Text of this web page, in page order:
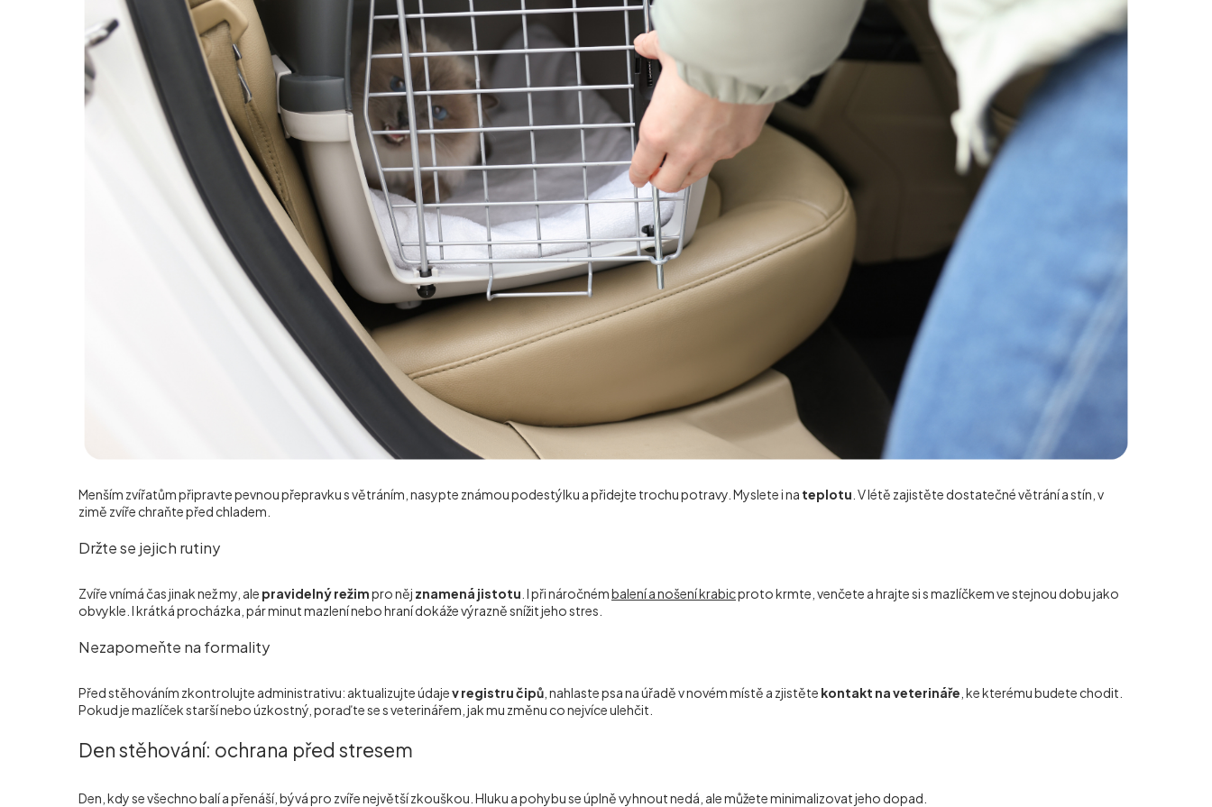
Menším zvířatům připravte pevnou přepravku s větráním, nasypte známou podestýlku a přidejte trochu potravy. Myslete i na teplotu . V létě zajistěte dostatečné větrání a stín, v
zimě zvíře chraňte před chladem.
Držte se jejich rutiny
Zvíře vnímá čas jinak než my, ale pravidelný režimpro něj znamená jistotu . I při náročnémbalení a nošení krabicproto krmte, venčete a hrajte si s mazlíčkem ve stejnou dobu jako
obvykle. I krátká procházka, pár minut mazlení nebo hraní dokáže výrazně snížit jeho stres.
Nezapomeňte na formality
Před stěhováním zkontrolujte administrativu: aktualizujte údajev registru čipů , nahlaste psa na úřadě v novém místě a zjistěte kontakt na veterináře , ke kterému budete chodit.
Pokud je mazlíček starší nebo úzkostný, poraďte se s veterinářem, jak mu změnu co nejvíce ulehčit.
Den stěhování: ochrana před stresem
Den, kdy se všechno balí a přenáší, bývá pro zvíře největší zkouškou. Hluku a pohybu se úplně vyhnout nedá, ale můžete minimalizovat jeho dopad.